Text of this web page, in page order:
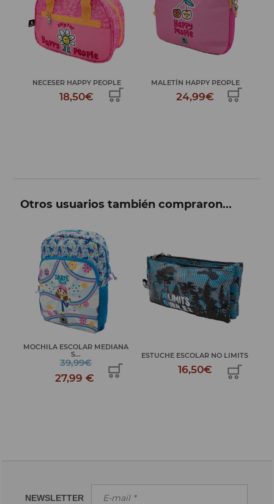
NECESER HAPPY PEOPLE
18,50€
MALETÍN HAPPY PEOPLE
24,99€
Otros usuarios también compraron...
MOCHILA ESCOLAR MEDIANA
S...
39,99€
27,99 €
ESTUCHE ESCOLAR NO LIMITS
16,50€
NEWSLETTER